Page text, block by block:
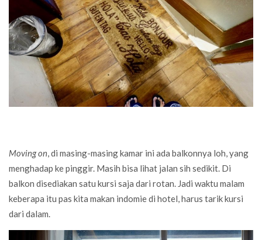
Moving on, di masing-masing kamar ini ada balkonnya loh, yang
menghadap ke pinggir. Masih bisa lihat jalan sih sedikit. Di
balkon disediakan satu kursi saja dari rotan. Jadi waktu malam
keberapa itu pas kita makan indomie di hotel, harus tarik kursi
dari dalam.